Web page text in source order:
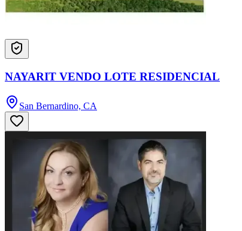
NAYARIT VENDO LOTE RESIDENCIAL
San Bernardino, CA